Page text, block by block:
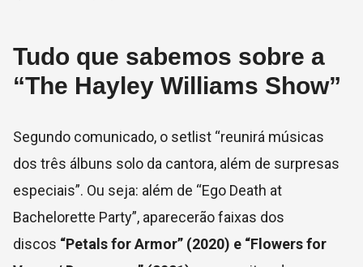
Tudo que sabemos sobre a
“The Hayley Williams Show”
Segundo comunicado, o setlist “reunirá músicas
dos três álbuns solo da cantora, além de surpresas
especiais”. Ou seja: além de “Ego Death at
Bachelorette Party”, aparecerão faixas dos
discos “Petals for Armor” (2020) e “Flowers for